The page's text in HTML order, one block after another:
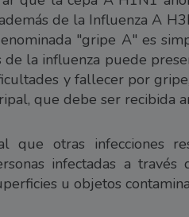
de la Influenza A
"gripe A" es
la influenza puede
y fallecer por
que debe ser recibida
que otras infecciones
infectadas a
u objetos